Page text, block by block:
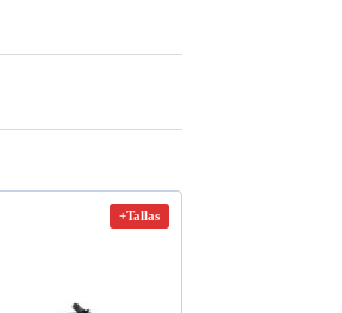
+Tallas